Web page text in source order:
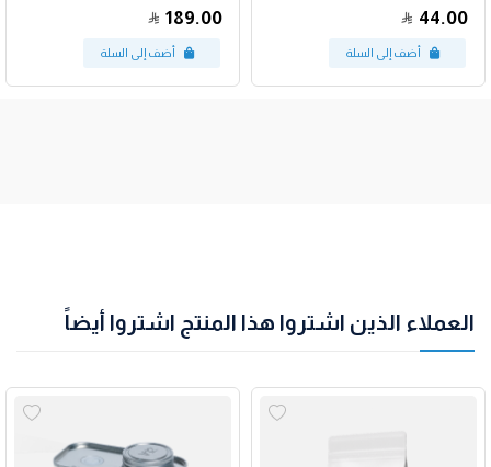
44.00
189.00
العملاء الذين اشتروا هذا المنتج اشتروا أيضاً